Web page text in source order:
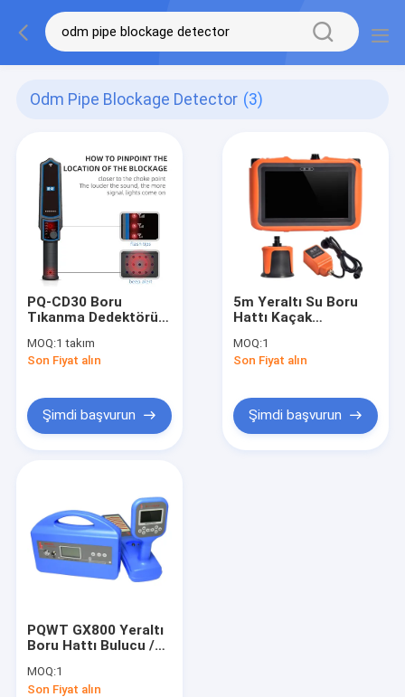
Odm Pipe Blockage Detector (3)
PQ-CD30 Boru
Tıkanma Dedektörü
Hattı Kaçak Tespiti
MOQ:1 takım
Son Fiyat alın
Şimdi başvurun
5m Yeraltı Su Boru
Hattı Kaçak
Ultrasonik PQWT
L3000
MOQ:1
Son Fiyat alın
Şimdi başvurun
PQWT GX800 Yeraltı
Boru Hattı Bulucu /
Bulucu 6m Derinlik
MOQ:1
Son Fiyat alın